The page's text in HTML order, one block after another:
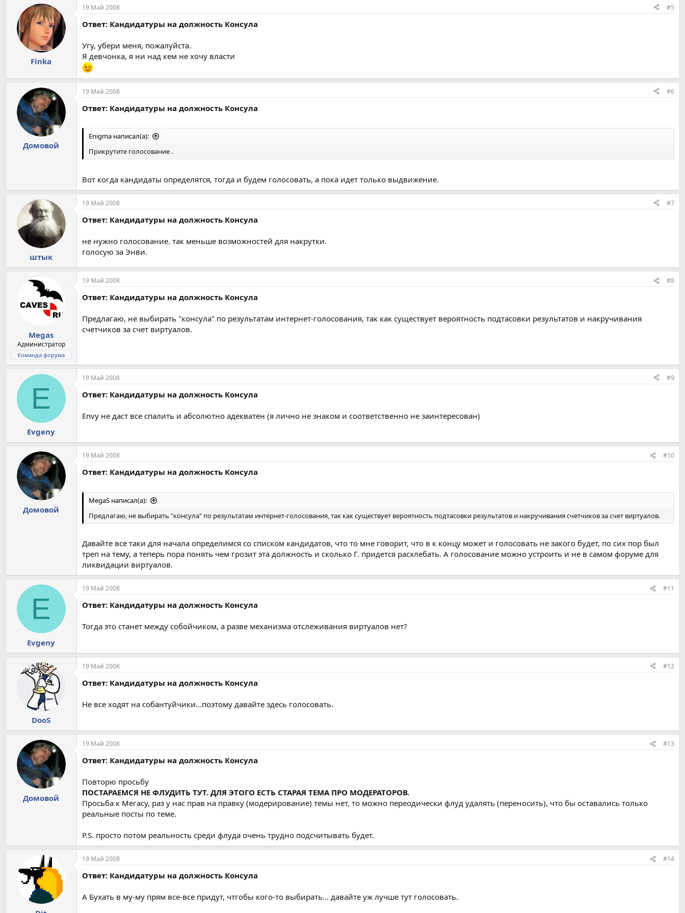
Finka
19 Май 2008 #5
Ответ: Кандидатуры на должность Консула
Угу, убери меня, пожалуйста.
Я девчонка, я ни над кем не хочу власти
Домовой
19 Май 2008 #6
Ответ: Кандидатуры на должность Консула
Enigma написал(а):
Прикрутите голосование .
Вот когда кандидаты определятся, тогда и будем голосовать, а пока идет только выдвижение.
штык
19 Май 2008 #7
Ответ: Кандидатуры на должность Консула
не нужно голосование. так меньше возможностей для накрутки.
голосую за Энви.
Megas
Администратор
Команда форума
19 Май 2008 #8
Ответ: Кандидатуры на должность Консула
Предлагаю, не выбирать "консула" по результатам интернет-голосования, так как существует вероятность подтасовки результатов и накручивания
счетчиков за счет виртуалов.
E
Evgeny
19 Май 2008 #9
Ответ: Кандидатуры на должность Консула
Envy не даст все спалить и абсолютно адекватен (я лично не знаком и соответственно не заинтересован)
Домовой
19 Май 2008 #10
Ответ: Кандидатуры на должность Консула
MegaS написал(а):
Предлагаю, не выбирать "консула" по результатам интернет-голосования, так как существует вероятность подтасовки результатов и накручивания счетчиков за счет виртуалов.
Давайте все таки для начала определимся со списком кандидатов, что то мне говорит, что в к концу может и голосовать не закого будет, по сих пор был
треп на тему, а теперь пора понять чем грозит эта должность и сколько Г. придется расхлебать. А голосование можно устроить и не в самом форуме для
ликвидации виртуалов.
E
Evgeny
19 Май 2008 #11
Ответ: Кандидатуры на должность Консула
Тогда это станет между собойчиком, а разве механизма отслеживания виртуалов нет?
DooS
19 Май 2008 #12
Ответ: Кандидатуры на должность Консула
Не все ходят на собантуйчики...поэтому давайте здесь голосовать.
Домовой
19 Май 2008 #13
Ответ: Кандидатуры на должность Консула
Повторю просьбу
ПОСТАРАЕМСЯ НЕ ФЛУДИТЬ ТУТ. ДЛЯ ЭТОГО ЕСТЬ СТАРАЯ ТЕМА ПРО МОДЕРАТОРОВ.
Просьба к Мегасу, раз у нас прав на правку (модерирование) темы нет, то можно переодически флуд удалять (переносить), что бы оставались только
реальные посты по теме.
P.S. просто потом реальность среди флуда очень трудно подсчитывать будет.
19 Май 2008 #14
Ответ: Кандидатуры на должность Консула
А Бухать в му-му прям все-все придут, чтгобы кого-то выбирать... давайте уж лучше тут голосовать.